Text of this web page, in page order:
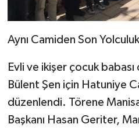
Aynı Camiden Son
Evli ve ikişer çocuk
Bülent Şen için Hatuniye
düzenlendi. Törene
Başkanı Hasan Geriter,